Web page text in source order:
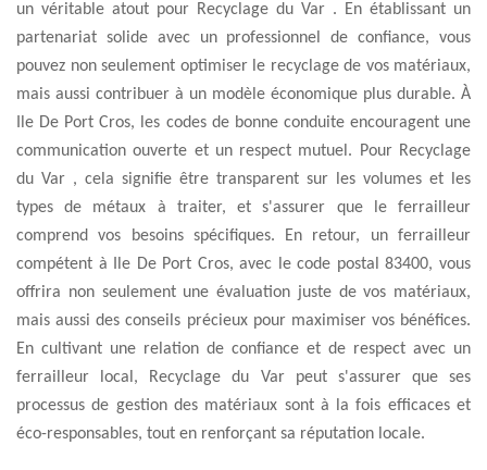
un véritable atout pour Recyclage du Var . En établissant un
partenariat solide avec un professionnel de confiance, vous
pouvez non seulement optimiser le recyclage de vos matériaux,
mais aussi contribuer à un modèle économique plus durable. À
Ile De Port Cros, les codes de bonne conduite encouragent une
communication ouverte et un respect mutuel. Pour Recyclage
du Var , cela signifie être transparent sur les volumes et les
types de métaux à traiter, et s'assurer que le ferrailleur
comprend vos besoins spécifiques. En retour, un ferrailleur
compétent à Ile De Port Cros, avec le code postal 83400, vous
offrira non seulement une évaluation juste de vos matériaux,
mais aussi des conseils précieux pour maximiser vos bénéfices.
En cultivant une relation de confiance et de respect avec un
ferrailleur local, Recyclage du Var peut s'assurer que ses
processus de gestion des matériaux sont à la fois efficaces et
éco-responsables, tout en renforçant sa réputation locale.